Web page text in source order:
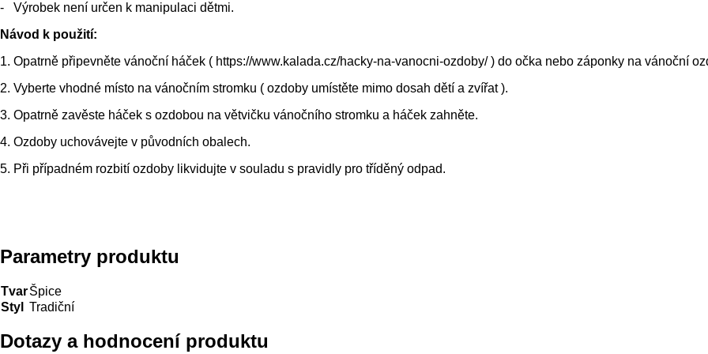
- Výrobek není určen k manipulaci dětmi.
Návod k použití:
1. Opatrně připevněte vánoční háček ( https://www.kalada.cz/hacky-na-vanocni-ozdoby/ ) do očka nebo záponky na vánoční
2. Vyberte vhodné místo na vánočním stromku ( ozdoby umístěte mimo dosah dětí a zvířat ).
3. Opatrně zavěste háček s ozdobou na větvičku vánočního stromku a háček zahněte.
4. Ozdoby uchovávejte v původních obalech.
5. Při případném rozbití ozdoby likvidujte v souladu s pravidly pro tříděný odpad.
Parametry produktu
TvarŠpice
Styl
Tradiční
Dotazy a hodnocení produktu